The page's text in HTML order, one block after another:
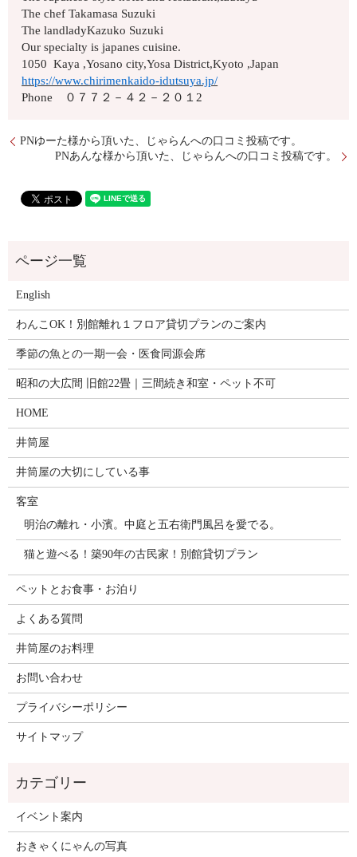
The chef Takamasa Suzuki
The landladyKazuko Suzuki
Our specialty is japanes cuisine.
1050 Kaya ,Yosano city,Yosa District,Kyoto ,Japan
https://www.chirimenkaido-idutsuya.jp/
Phone ０７７２－４２－２０１2
PNゆーた様から頂いた、じゃらんへの口コミ投稿です。
PNあんな様から頂いた、じゃらんへの口コミ投稿です。
English
わんこOK！別館離れ１フロア貸切プランのご案内
季節の魚との一期一会・医食同源会席
昭和の大広間 旧館22畳｜三間続き和室・ペット不可
HOME
井筒屋
井筒屋の大切にしている事
客室
明治の離れ・小濱。中庭と五右衛門風呂を愛でる。
猫と遊べる！築90年の古民家！別館貸切プラン
ペットとお食事・お泊り
よくある質問
井筒屋のお料理
お問い合わせ
プライバシーポリシー
サイトマップ
イベント案内
おきゃくにゃんの写真